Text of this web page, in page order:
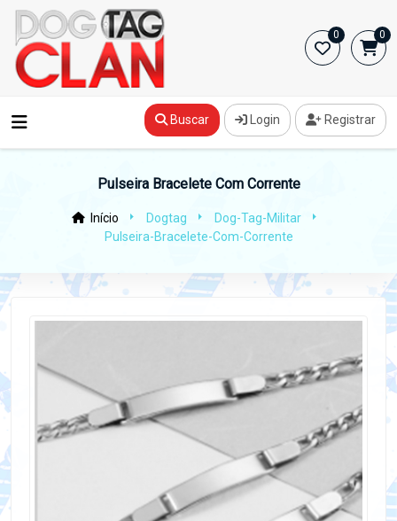
0 0
Buscar Login Registrar
Pulseira Bracelete Com Corrente
Início Dogtag
Dog-Tag-Militar
Pulseira-Bracelete-Com-Corrente